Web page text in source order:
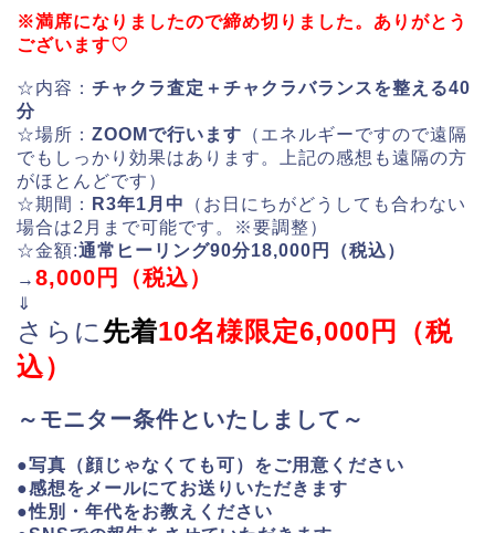
※満席になりましたので締め切りました。ありがとう
ございます♡
☆内容： チャクラ査定＋チャクラバランスを整える40
分
☆場所： ZOOMで行います （エネルギーですので遠隔
でもしっかり効果はあります。上記の感想も遠隔の方
がほとんどです）
☆期間：
R3年1月中
（お日にちがどうしても合わない
場合は2月まで可能です。※要調整）
☆金額:通常ヒーリング90分18,000円（税込）
→ 8,000円（税込）
⇓
さらに 先着10名様限定6,000円（税
込）
～モニター条件といたしまして～
●写真（顔じゃなくても可）をご用意ください
●感想をメールにてお送りいただきます
●性別・年代をお教えください